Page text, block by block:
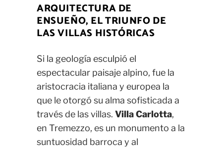
ARQUITECTURA DE
ENSUEÑO, EL TRIUNFO DE
LAS VILLAS HISTÓRICAS
Si la geología esculpió el
espectacular paisaje alpino, fue la
aristocracia italiana y europea la
que le otorgó su alma sofisticada a
través de las villas. Villa Carlotta,
en Tremezzo, es un monumento a la
suntuosidad barroca y al